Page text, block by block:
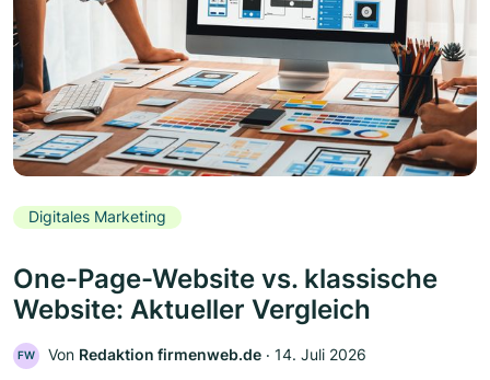
Digitales Marketing
One-Page-Website vs. klassische
Website: Aktueller Vergleich
FW Von Redaktion firmenweb.de ‧ 14. Juli 2026